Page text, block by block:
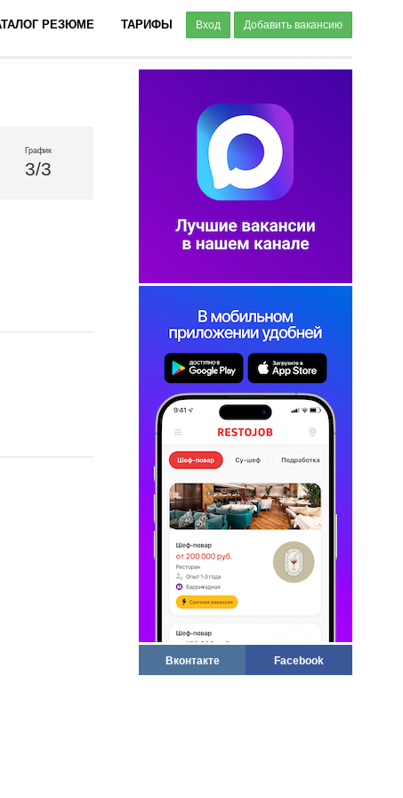
РЕЗЮМЕ ТАРИФЫ Вход Добавить вакансию
Вконтакте Facebook
График
3/3